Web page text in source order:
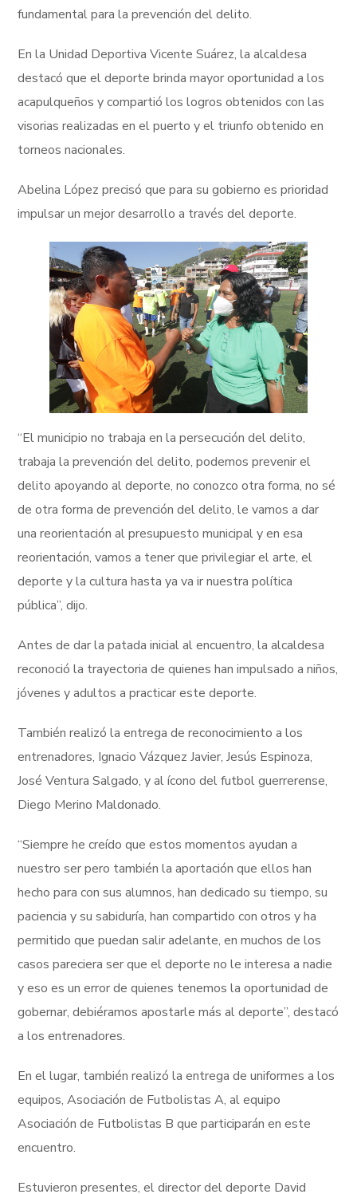
fundamental para la prevención del delito.
En la Unidad Deportiva Vicente Suárez, la alcaldesa
destacó que el deporte brinda mayor oportunidad a los
acapulqueños y compartió los logros obtenidos con las
visorias realizadas en el puerto y el triunfo obtenido en
torneos nacionales.
Abelina López precisó que para su gobierno es prioridad
impulsar un mejor desarrollo a través del deporte.
“El municipio no trabaja en la persecución del delito,
trabaja la prevención del delito, podemos prevenir el
delito apoyando al deporte, no conozco otra forma, no sé
de otra forma de prevención del delito, le vamos a dar
una reorientación al presupuesto municipal y en esa
reorientación, vamos a tener que privilegiar el arte, el
deporte y la cultura hasta ya va ir nuestra política
pública”, dijo.
Antes de dar la patada inicial al encuentro, la alcaldesa
reconoció la trayectoria de quienes han impulsado a niños,
jóvenes y adultos a practicar este deporte.
También realizó la entrega de reconocimiento a los
entrenadores, Ignacio Vázquez Javier, Jesús Espinoza,
José Ventura Salgado, y al ícono del futbol guerrerense,
Diego Merino Maldonado.
“Siempre he creído que estos momentos ayudan a
nuestro ser pero también la aportación que ellos han
hecho para con sus alumnos, han dedicado su tiempo, su
paciencia y su sabiduría, han compartido con otros y ha
permitido que puedan salir adelante, en muchos de los
casos pareciera ser que el deporte no le interesa a nadie
y eso es un error de quienes tenemos la oportunidad de
gobernar, debiéramos apostarle más al deporte”, destacó
a los entrenadores.
En el lugar, también realizó la entrega de uniformes a los
equipos, Asociación de Futbolistas A, al equipo
Asociación de Futbolistas B que participarán en este
encuentro.
Estuvieron presentes, el director del deporte David